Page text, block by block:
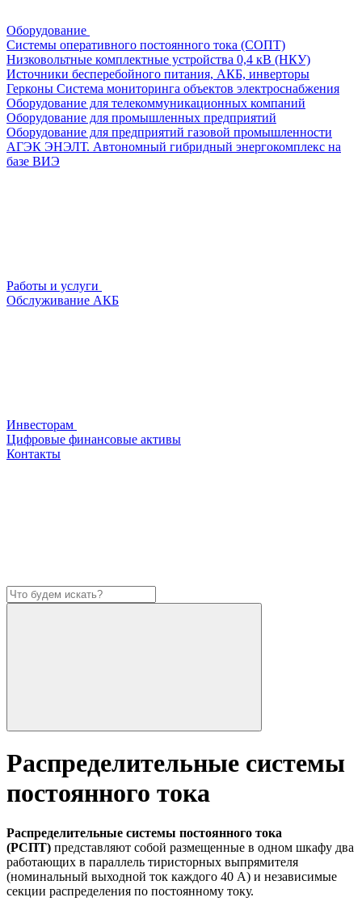
Оборудование
Системы оперативного постоянного тока (СОПТ)
Низковольтные комплектные устройства 0,4 кВ (НКУ)
Источники бесперебойного питания, АКБ, инверторы
Герконы Система мониторинга объектов электроснабжения
Оборудование для телекоммуникационных компаний
Оборудование для промышленных предприятий
Оборудование для предприятий газовой промышленности
АГЭК ЭНЭЛТ. Автономный гибридный энергокомплекс на
базе ВИЭ
Работы и услуги
Обслуживание АКБ
Инвесторам
Цифровые финансовые активы
Контакты
Распределительные системы
постоянного тока
Распределительные системы постоянного тока
(РСПТ) представляют собой размещенные в одном шкафу два
работающих в параллель тиристорных выпрямителя
(номинальный выходной ток каждого 40 А) и независимые
секции распределения по постоянному току.